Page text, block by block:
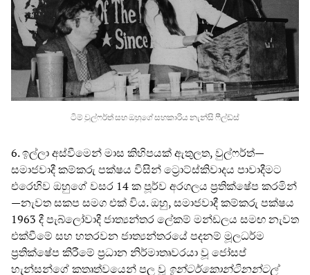
ටිම් වුල්ෆර්ත් සහ ඔහුගේ සහකාරිය නැන්සි ෆීල්ඩ්ස්
6. ඉල්ලා අස්වීමෙන් මාස කිහිපයක් ඇතුලත, වුල්ෆර්ත්—
සමාජවාදී කම්කරු පක්ෂය විසින් ට්‍රොට්ස්කිවාදය පාවාදීමට
එරෙහිව ඔහුගේ වසර 14 ක පූර්ව අරගලය ප්‍රතික්ෂේප කරමින්
—නැවත සකප සමග එක් විය. ඔහු, සමාජවාදී කම්කරු පක්ෂය
1963 දී පැබ්ලෝවාදී ජාත්‍යන්තර ලේකම් මන්ඩලය සමඟ නැවත
එක්වීමේ සහ හතරවන ජාත්‍යන්තරයේ පදනම් මූලධර්ම
ප්‍රතික්ෂේප කිරීමේ ප්‍රධාන නිර්මාතෘවරයා වූ ජෝසප්
හැන්සන්ගේ කතෘත්වයෙන් පල වූ ඉන්ටර්කොන්ටිනන්ටල්